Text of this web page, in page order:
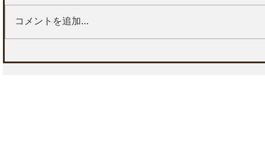
コメントを追加…